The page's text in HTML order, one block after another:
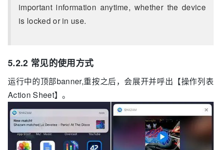
important information anytime, whether the device
is locked or in use.
5.2.2 常见的使用方式
运行中的顶部banner,重按之后，会展开并呼出【操作列表
Action Sheet】。